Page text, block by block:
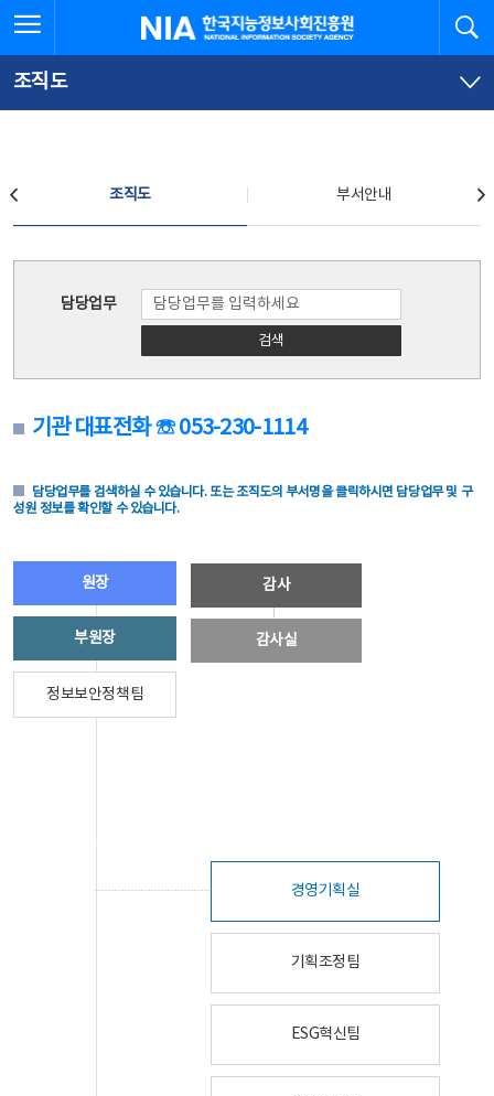
문
로
가
체
뉴
바
가
한국지능정보사회진흥원
조직도
조직도 부서안내
담당업무
검색
기관 대표전화 ☏ 053-230-1114
담당업무를 검색하실 수 있습니다. 또는 조직도의 부서명을 클릭하시면 담당업무 및 구
성원 정보를 확인할 수 있습니다.
원장
부원장
정보보안정책팀
감사
감사실
경영기획실
기획조정팀
ESG혁신팀